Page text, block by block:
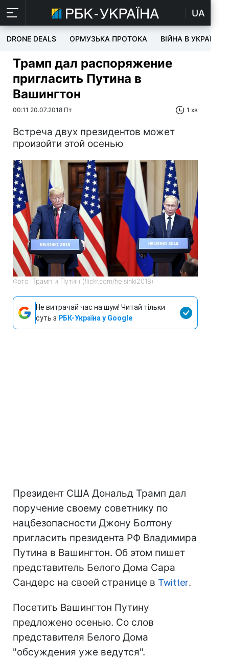
UA
DRONE DEALS ОРМУЗЬКА ПРОТОКА ВІЙНА В УКРАЇНІ
Трамп дал распоряжение
пригласить Путина в
Вашингтон
00:11 20.07.2018 Пт 1 хв
Встреча двух президентов может
произойти этой осенью
Фото: Трамп и Путин (flickr.com/helsinki2018)
Не витрачай час на шум! Читай тільки
суть з РБК-Україна у Google
Президент США Дональд Трамп дал
поручение своему советнику по
нацбезопасности Джону Болтону
пригласить президента РФ Владимира
Путина в Вашингтон. Об этом пишет
представитель Белого Дома Сара
Сандерс на своей странице в Twitter.
Посетить Вашингтон Путину
предложено осенью. Со слов
представителя Белого Дома
"обсуждения уже ведутся".